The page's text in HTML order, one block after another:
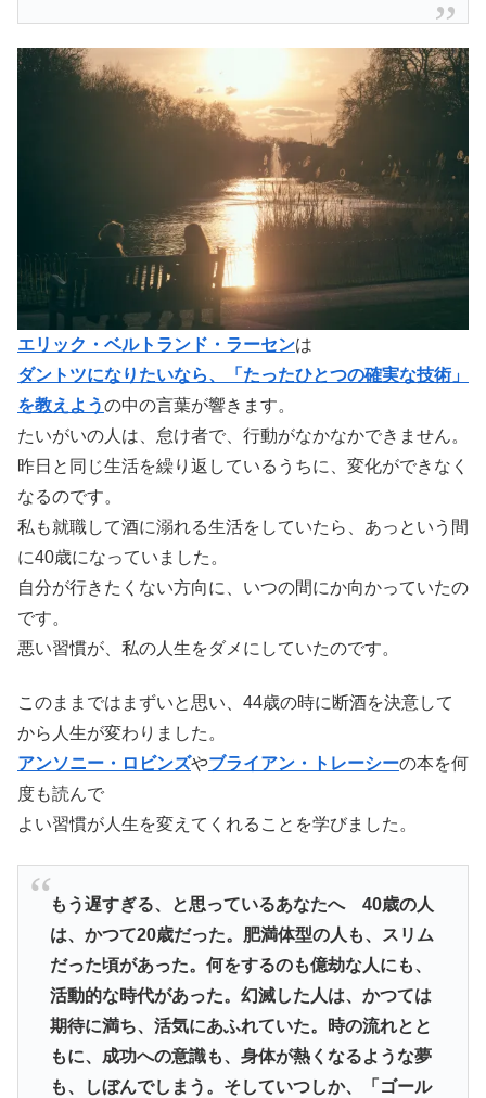
エリック・ベルトランド・ラーセンは
ダントツになりたいなら、「たったひとつの確実な技術」
を教えようの中の言葉が響きます。
たいがいの人は、怠け者で、行動がなかなかできません。
昨日と同じ生活を繰り返しているうちに、変化ができなく
なるのです。
私も就職して酒に溺れる生活をしていたら、あっという間
に40歳になっていました。
自分が行きたくない方向に、いつの間にか向かっていたの
です。
悪い習慣が、私の人生をダメにしていたのです。
このままではまずいと思い、44歳の時に断酒を決意して
から人生が変わりました。
アンソニー・ロビンズやブライアン・トレーシーの本を何
度も読んで
よい習慣が人生を変えてくれることを学びました。
もう遅すぎる、と思っているあなたへ 40歳の人
は、かつて20歳だった。肥満体型の人も、スリム
だった頃があった。何をするのも億劫な人にも、
活動的な時代があった。幻滅した人は、かつては
期待に満ち、活気にあふれていた。時の流れとと
もに、成功への意識も、身体が熱くなるような夢
も、しぼんでしまう。そしていつしか、「ゴール